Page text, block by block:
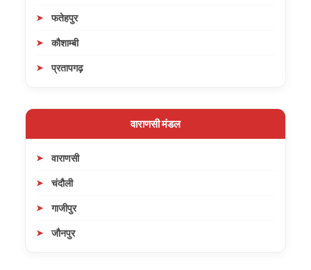
फतेहपुर
कौशाम्बी
प्रतापगढ़
वाराणसी मंडल
वाराणसी
चंदौली
गाजीपुर
जौनपुर